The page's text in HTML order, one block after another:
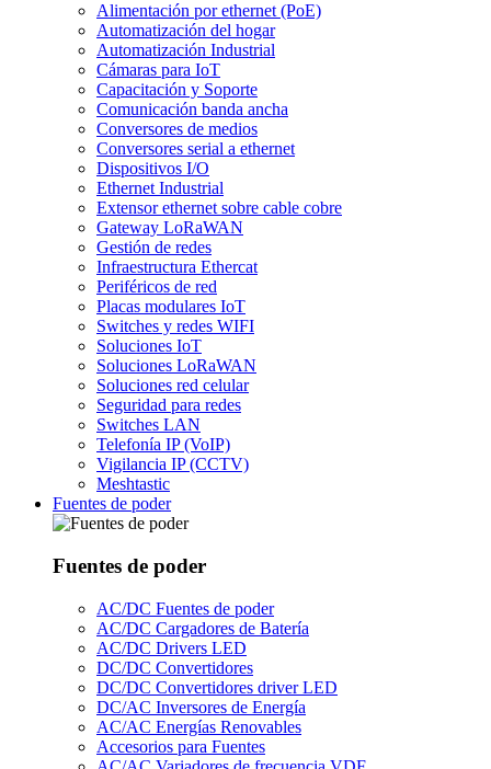
Alimentación por ethernet (PoE)
Automatización del hogar
Automatización Industrial
Cámaras para IoT
Capacitación y Soporte
Comunicación banda ancha
Conversores de medios
Conversores serial a ethernet
Dispositivos I/O
Ethernet Industrial
Extensor ethernet sobre cable cobre
Gateway LoRaWAN
Gestión de redes
Infraestructura Ethercat
Periféricos de red
Placas modulares IoT
Switches y redes WIFI
Soluciones IoT
Soluciones LoRaWAN
Soluciones red celular
Seguridad para redes
Switches LAN
Telefonía IP (VoIP)
Vigilancia IP (CCTV)
Meshtastic
Fuentes de poder
Fuentes de poder
AC/DC Fuentes de poder
AC/DC Cargadores de Batería
AC/DC Drivers LED
DC/DC Convertidores
DC/DC Convertidores driver LED
DC/AC Inversores de Energía
AC/AC Energías Renovables
Accesorios para Fuentes